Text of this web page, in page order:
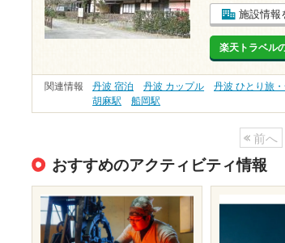
施設情報
楽天トラベル
関連情報 丹波 宿泊 丹波 カップル 丹波 ひとり旅
胡麻駅
船岡駅
前へ
おすすめのアクティビティ情報